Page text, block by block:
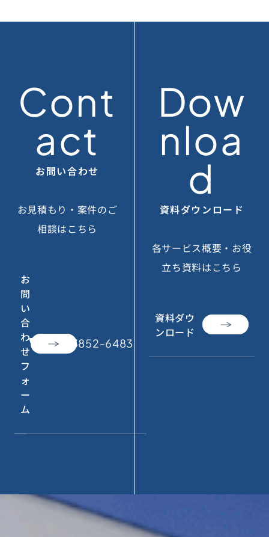
Cont
act
お問い合わせ
お見積もり・案件のご
相談はこちら
お
問
い
合
わ
せ
フ
ォ
ー
ム
call 050-3852-6483
Dow
nloa
d
資料ダウンロード
各サービス概要・お役
立ち資料はこちら
資料ダウ
ンロード